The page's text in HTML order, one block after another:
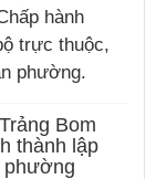
hành
trực thuộc,
phường.
Bom
thành lập
phường